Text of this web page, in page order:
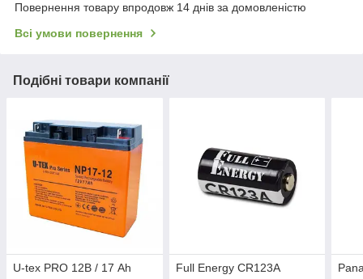
Повернення товару впродовж 14 днів за домовленістю
Всі умови повернення
Подібні товари компанії
U-tex PRO 12В / 17 Ah Full Energy CR123A